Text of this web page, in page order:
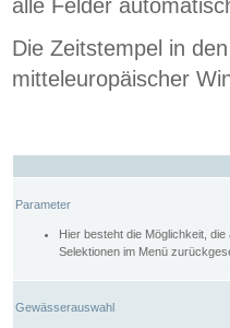
alle Felder
Die Zeitstempel in
mitteleuropäischer
Parameter
Hier besteht die Möglichkeit,
Selektionen im Menü
Gewässerauswahl